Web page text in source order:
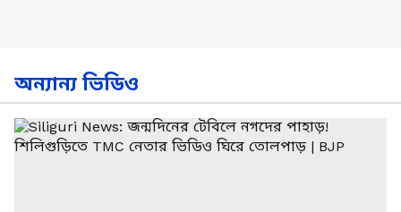
অন্যান্য ভিডিও